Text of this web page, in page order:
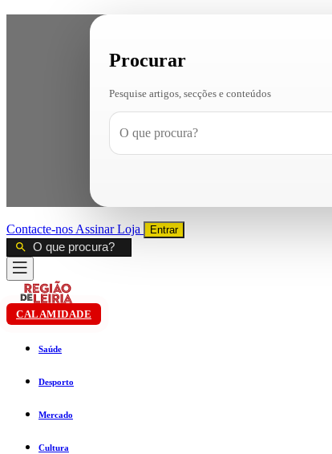
Procurar
Pesquise artigos, secções e conteúdos
Contacte-nos AssinarLoja Entrar
CALAMIDADE
Saúde
Desporto
Mercado
Cultura